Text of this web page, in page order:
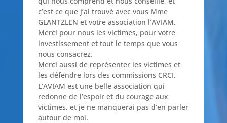
c’est ce que j’ai trouvé avec vous Mme
GLANTZLEN et votre association l’AVIAM.
Merci pour nous les victimes, pour votre
investissement et tout le temps que vous
nous consacrez.
Merci aussi de représenter les victimes et
les défendre lors des commissions CRCI.
L’AVIAM est une belle association qui
redonne de l’espoir et du courage aux
victimes, et je ne manquerai pas d’en parler
autour de moi.